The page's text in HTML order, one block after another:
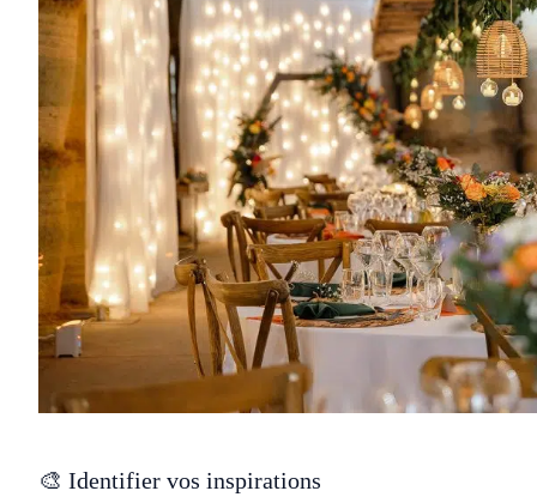
🎨 Identifier vos inspirations